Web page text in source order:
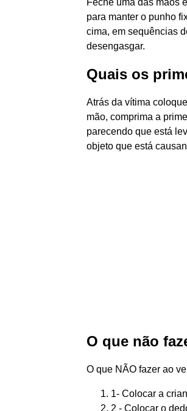
Feche uma das mãos
para manter o punho
cima, em sequências
desengasgar.
Quais os
Atrás da vítima
mão, comprima a
parecendo que está
objeto que está
O que não
O que NÃO fazer ao
1- Colocar a
2 - Colocar o